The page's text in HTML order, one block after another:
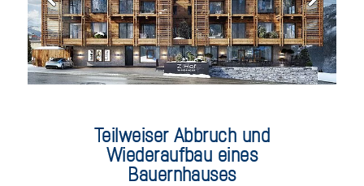
Teilweiser Abbruch und
Wiederaufbau eines
Bauernhauses